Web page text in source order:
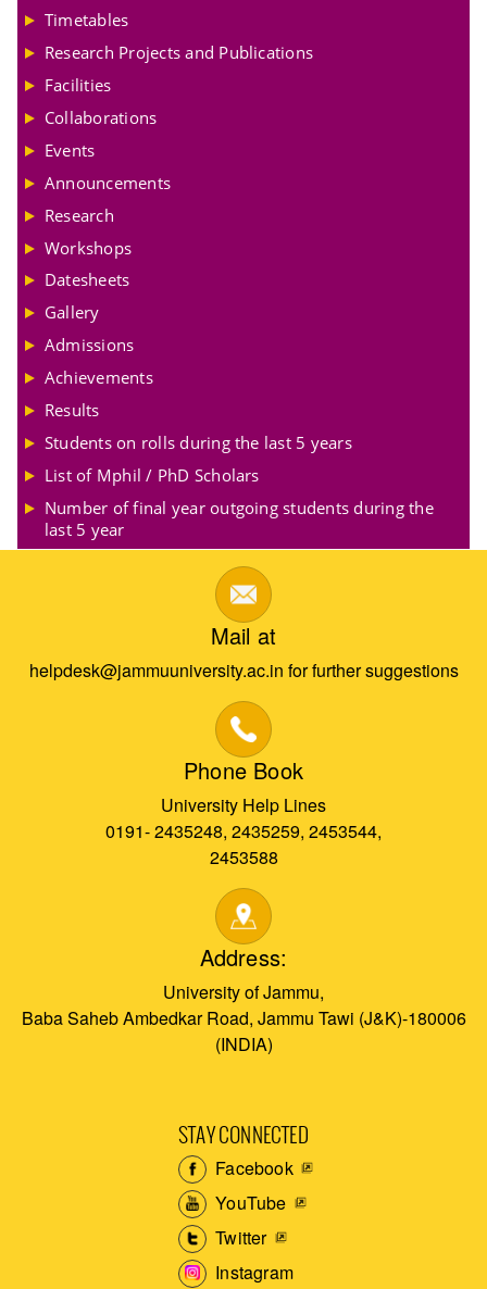
Timetables
Research Projects and Publications
Facilities
Collaborations
Events
Announcements
Research
Workshops
Datesheets
Gallery
Admissions
Achievements
Results
Students on rolls during the last 5 years
List of Mphil / PhD Scholars
Number of final year outgoing students during the
last 5 year
Mail at
helpdesk@jammuuniversity.ac.in for further suggestions
Phone Book
University Help Lines
0191- 2435248, 2435259, 2453544,
2453588
Address:
University of Jammu,
Baba Saheb Ambedkar Road, Jammu Tawi (J&K)-180006
(INDIA)
STAY CONNECTED
Facebook
YouTube
Twitter
Instagram